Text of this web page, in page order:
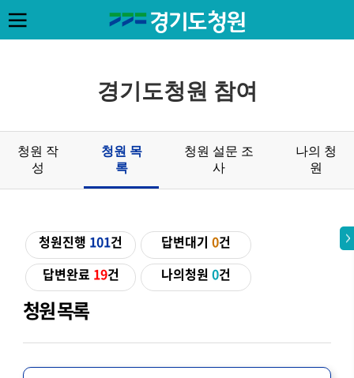
경기도청원 참여
청원 작
성
청원 목
록
청원 설문 조
사
나의 청
원
청원 목록
청원진행 101건 답변대기0건
답변완료 19건 나의청원0건